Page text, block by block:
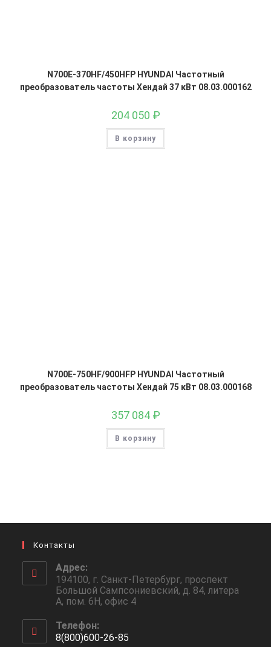
N700E-370HF/450HFP HYUNDAI Частотный
преобразователь частоты Хендай 37 кВт 08.03.000162
204 050 ₽
В корзину
N700E-750HF/900HFP HYUNDAI Частотный
преобразователь частоты Хендай 75 кВт 08.03.000168
357 084 ₽
В корзину
Контакты
Адрес:
194100, г. Санкт-Петербург, проспект
Большой Сампсониевский, д. 84, литера
А, пом. 6Н, офис 4
Телефон:
8(800)600-26-85